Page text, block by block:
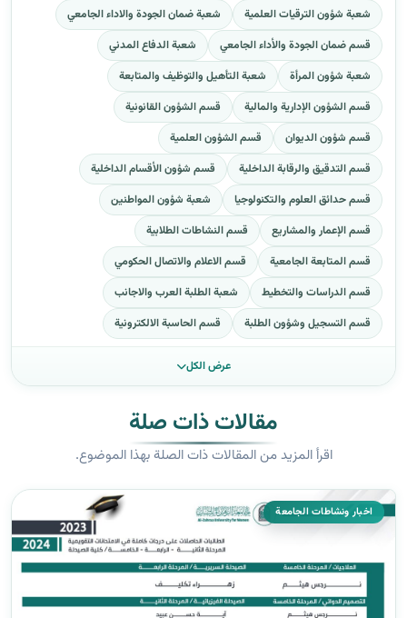
شعبة شؤون الترقيات العلمية
شعبة ضمان الجودة والاداء الجامعي
قسم ضمان الجودة والأداء الجامعي
شعبة الدفاع المدني
شعبة شؤون المرأة
شعبة التأهيل والتوظيف والمتابعة
قسم الشؤون الإدارية والمالية
قسم الشؤون القانونية
قسم شؤون الديوان
قسم الشؤون العلمية
قسم التدقيق والرقابة الداخلية
قسم شؤون الأقسام الداخلية
قسم حدائق العلوم والتكنولوجيا
شعبة شؤون المواطنين
قسم الإعمار والمشاريع
قسم النشاطات الطلابية
قسم المتابعة الجامعية
قسم الاعلام والاتصال الحكومي
قسم الدراسات والتخطيط
شعبة الطلبة العرب والاجانب
قسم التسجيل وشؤون الطلبة
قسم الحاسبة الالكترونية
عرض الكل
مقالات ذات صلة
اقرأ المزيد من المقالات ذات الصلة بهذا الموضوع.
اخبار ونشاطات الجامعة